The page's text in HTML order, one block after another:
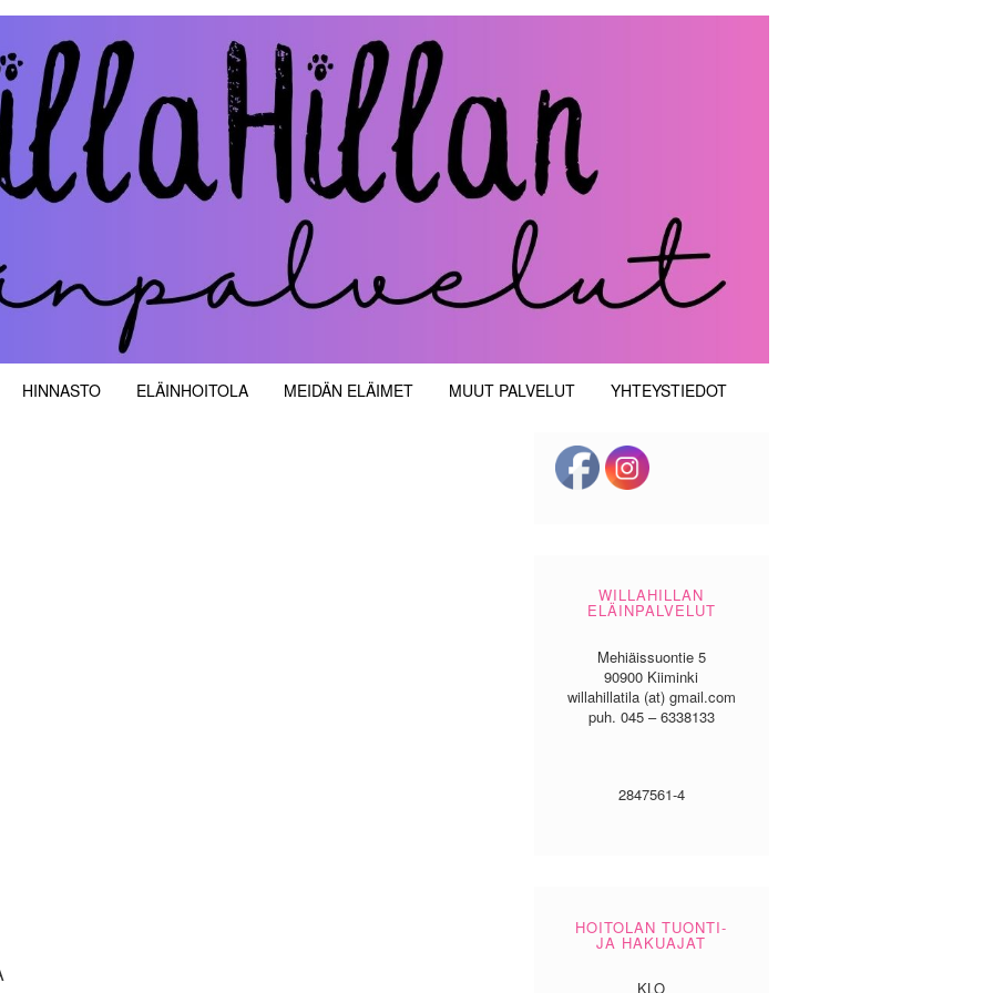
HINNASTO ELÄINHOITOLA MEIDÄN ELÄIMET MUUT PALVELUT YHTEYSTIEDOT
WILLAHILLAN
ELÄINPALVELUT
Mehiäissuontie 5
90900 Kiiminki
willahillatila (at) gmail.com
puh. 045 – 6338133
2847561-4
HOITOLAN TUONTI-
JA HAKUAJAT
KLO